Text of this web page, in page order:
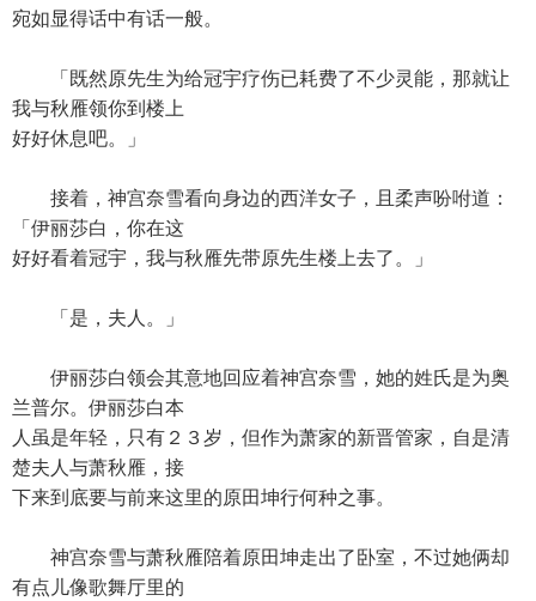
宛如显得话中有话一般。
「既然原先生为给冠宇疗伤已耗费了不少灵能，那就让
我与秋雁领你到楼上
好好休息吧。」
接着，神宫奈雪看向身边的西洋女子，且柔声吩咐道：
「伊丽莎白，你在这
好好看着冠宇，我与秋雁先带原先生楼上去了。」
「是，夫人。」
伊丽莎白领会其意地回应着神宫奈雪，她的姓氏是为奥
兰普尔。伊丽莎白本
人虽是年轻，只有２３岁，但作为萧家的新晋管家，自是清
楚夫人与萧秋雁，接
下来到底要与前来这里的原田坤行何种之事。
神宫奈雪与萧秋雁陪着原田坤走出了卧室，不过她俩却
有点儿像歌舞厅里的